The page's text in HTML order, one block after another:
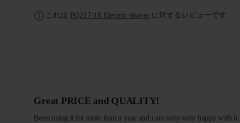
これは PQ217/18 Electric shaver に対するレビューです
Great PRICE and QUALITY!
Been using it for more than a year and i am very-very happy with it.